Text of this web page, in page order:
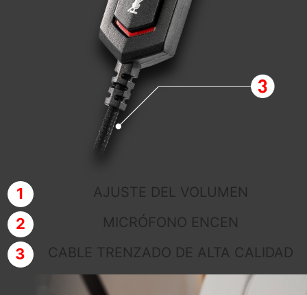
AJUSTE DEL VOLUMEN
MICRÓFONO ENCEN
CABLE TRENZADO DE ALTA CALIDAD